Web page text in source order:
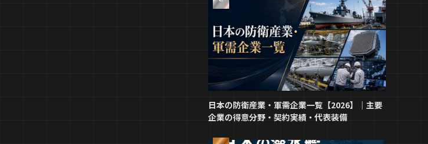
日本の防衛産業・軍需企業一覧【2026】｜主要
企業の得意分野・契約実績・代表装備